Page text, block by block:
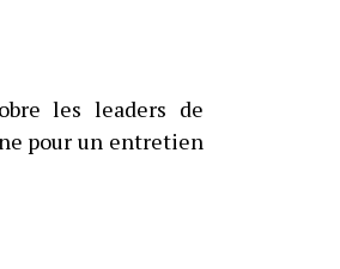
les leaders de
pour un entretien